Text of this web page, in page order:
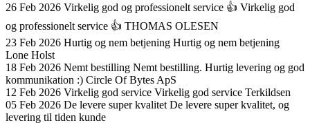
26 Feb 2026 Virkelig god og professionelt service 👍 Virkelig god
og professionelt service 👍 THOMAS OLESEN
23 Feb 2026 Hurtig og nem betjening Hurtig og nem betjening
Lone Holst
18 Feb 2026 Nemt bestilling Nemt bestilling. Hurtig levering og god
kommunikation :) Circle Of Bytes ApS
12 Feb 2026 Virkelig god service Virkelig god service Terkildsen
05 Feb 2026 De levere super kvalitet De levere super kvalitet, og
levering til tiden kunde